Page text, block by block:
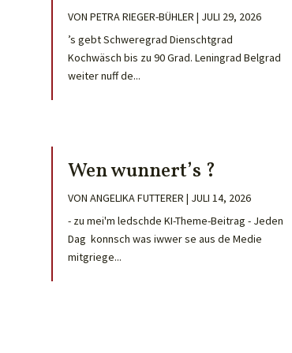
VON PETRA RIEGER-BÜHLER | JULI 29, 2026
’s gebt Schweregrad Dienschtgrad
Kochwäsch bis zu 90 Grad. Leningrad Belgrad
weiter nuff de...
Wen wunnert’s ?
VON ANGELIKA FUTTERER | JULI 14, 2026
- zu mei'm ledschde KI-Theme-Beitrag - Jeden
Dag konnsch was iwwer se aus de Medie
mitgriege...